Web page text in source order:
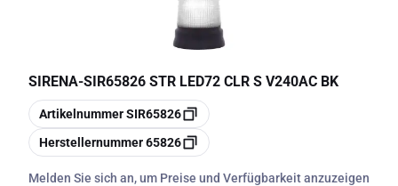
SIRENA-SIR65826 STR LED72 CLR S V240AC BK
Kopieren
ArtikelnummerSIR65826
Kopieren
Herstellernummer65826
Melden Sie sich an, um Preise und Verfügbarkeit anzuzeigen